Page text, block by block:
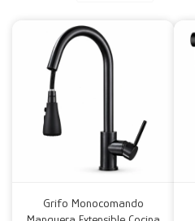
Grifo Monocomando
Mesas
Calefactores
Acolchados y Frazadas
Fundas
Decoración
Accesorios para el hogar
Herramientas
Accesorios
Muebles Infantiles